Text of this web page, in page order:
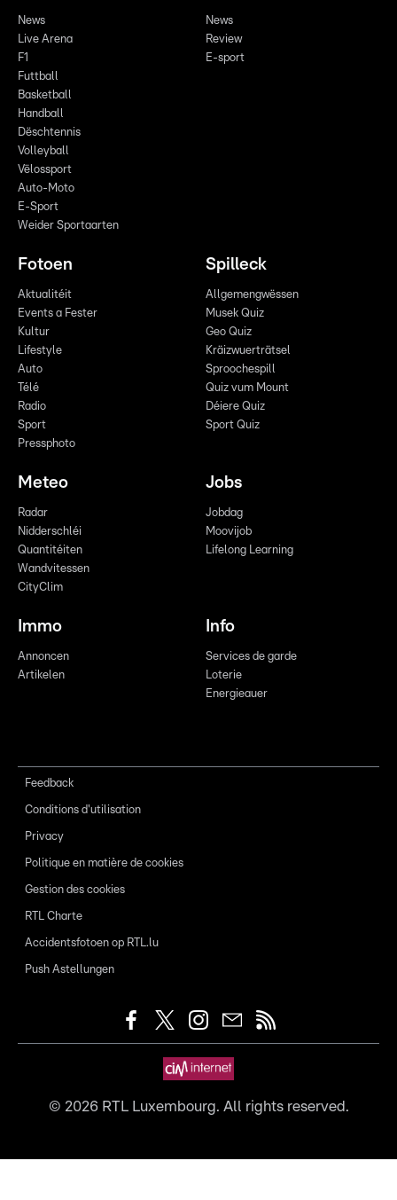
News
Live Arena
F1
Futtball
Basketball
Handball
Dëschtennis
Volleyball
Vëlossport
Auto-Moto
E-Sport
Weider Sportaarten
News
Review
E-sport
Fotoen
Aktualitéit
Events a Fester
Kultur
Lifestyle
Auto
Télé
Radio
Sport
Pressphoto
Spilleck
Allgemengwëssen
Musek Quiz
Geo Quiz
Kräizwuerträtsel
Sproochespill
Quiz vum Mount
Déiere Quiz
Sport Quiz
Meteo
Radar
Nidderschléi
Quantitéiten
Wandvitessen
CityClim
Jobs
Jobdag
Moovijob
Lifelong Learning
Immo
Annoncen
Artikelen
Info
Services de garde
Loterie
Energieauer
Feedback
Conditions d'utilisation
Privacy
Politique en matière de cookies
Gestion des cookies
RTL Charte
Accidentsfotoen op RTL.lu
Push Astellungen
© 2026RTL Luxembourg. All rights reserved.